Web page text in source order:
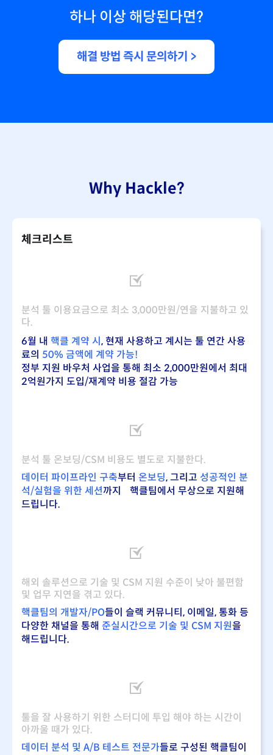
하나 이상 해당된다면?
해결 방법 즉시 문의하기 >
Why Hackle?
체크리스트
분석 툴 이용요금으로 최소 3,000만원/연을 지불하고 있
다.
6월 내 핵클 계약 시 , 현재 사용하고 계시는 툴 연간 사용
료의 50% 금액에 계약 가능!
정부 지원 바우처 사업을 통해 최소 2,000만원에서 최대
2억원가지 도입/재계약 비용 절감 가능
분석 툴 온보딩/CSM 비용도 별도로 지불한다.
데이터 파이프라인 구축부터 온보딩, 그리고 성공적인 분
석/실험을 위한 세션까지 핵클팀에서 무상으로 지원해
드립니다.
해외 솔루션으로 기술 및 CSM 지원 수준이 낮아 불편함
및 업무 지연을 겪고 있다.
핵클팀의 개발자/PO들이 슬랙 커뮤니티, 이메일, 통화 등
다양한 채널을 통해 준실시간으로 기술 및 CSM 지원을
해드립니다.
툴을 잘 사용하기 위한 스터디에 투입 해야 하는 시간이
아까울 때가 있다.
데이터 분석 및 A/B 테스트 전문가들로 구성된 핵클팀이